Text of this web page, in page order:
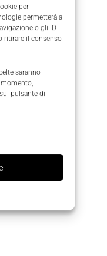
per
permetterà a
o gli ID
ritirare il consenso
saranno
pulsante di